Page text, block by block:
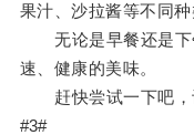
果汁、沙拉酱等不同种
无论是早餐还是下
速、健康的美味。
赶快尝试一下吧，
#3#